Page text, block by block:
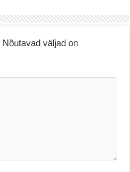
Nõutavad väljad on